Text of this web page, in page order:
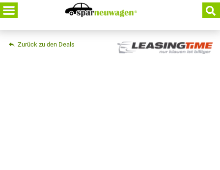
Skip
to
content
Zurück zu den Deals